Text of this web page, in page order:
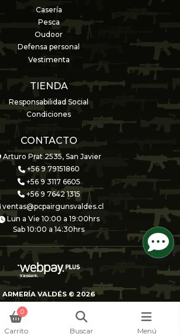
Casería
Pesca
Oudoor
Defensa personal
Vestimenta
TIENDA
Responsabilidad Social
Condiciones
CONTACTO
Arturo Prat 2535, San Javier
+56 9 79151860
+56 9 3117 6605
+56 9 7642 1315
ventas@pcpairgunsvaldes.cl
Lun a Vie 10:00 a 19:00hrs
Sab 10:00 a 14:30hrs
ARMERÍA VALDÉS © 2026
Creado por
0
Carrito Buscar Menú